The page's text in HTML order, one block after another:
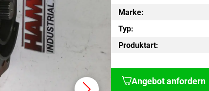
Marke:
Typ:
Produktart:
Angebot anfordern